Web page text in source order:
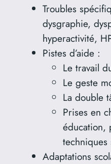
Troubles
dysgraphie,
hyperactivité,
Pistes d’aide :
Le travail
Le geste
La double
Prises en
éducation,
Adaptations